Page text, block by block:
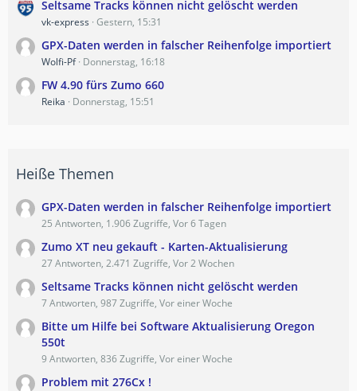
Seltsame Tracks können nicht gelöscht werden
vk-express Gestern, 15:31
GPX-Daten werden in falscher Reihenfolge importiert
Wolfi-Pf Donnerstag, 16:18
FW 4.90 fürs Zumo 660
Reika Donnerstag, 15:51
Heiße Themen
GPX-Daten werden in falscher Reihenfolge importiert
25 Antworten, 1.906 Zugriffe, Vor 6 Tagen
Zumo XT neu gekauft - Karten-Aktualisierung
27 Antworten, 2.471 Zugriffe, Vor 2 Wochen
Seltsame Tracks können nicht gelöscht werden
7 Antworten, 987 Zugriffe, Vor einer Woche
Bitte um Hilfe bei Software Aktualisierung Oregon
550t
9 Antworten, 836 Zugriffe, Vor einer Woche
Problem mit 276Cx !